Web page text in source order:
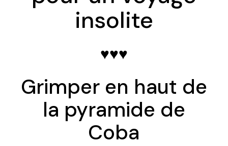
insolite
♥♥♥
Grimper en haut de
la pyramide de
Coba